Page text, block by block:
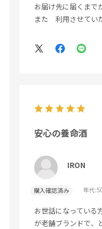
お届け先に届くまで
また 利用させてい
安心の養命酒
IRON
購入確認済み 年代:
お世話になっている
が老舗ブランドで、